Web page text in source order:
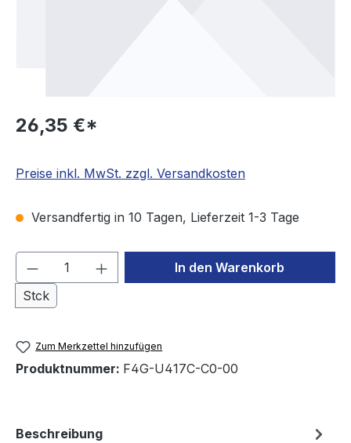
26,35 €*
Preise inkl. MwSt. zzgl. Versandkosten
Versandfertig in 10 Tagen, Lieferzeit 1-3 Tage
Produkt Anzahl: Gib den
Stck
In den Warenkorb
Zum Merkzettel hinzufügen
Produktnummer: F4G-U417C-C0-00
Beschreibung